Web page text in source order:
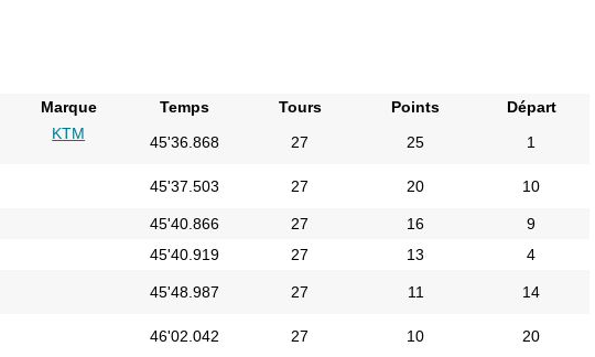
Marque Temps Tours Points
Départ
KTM 45'36.868 27 25 1
45'37.503 27 20 10
45'40.866 27 16
9
45'40.919 27 13 4
45'48.987 27 11 14
46'02.042 27 10 20